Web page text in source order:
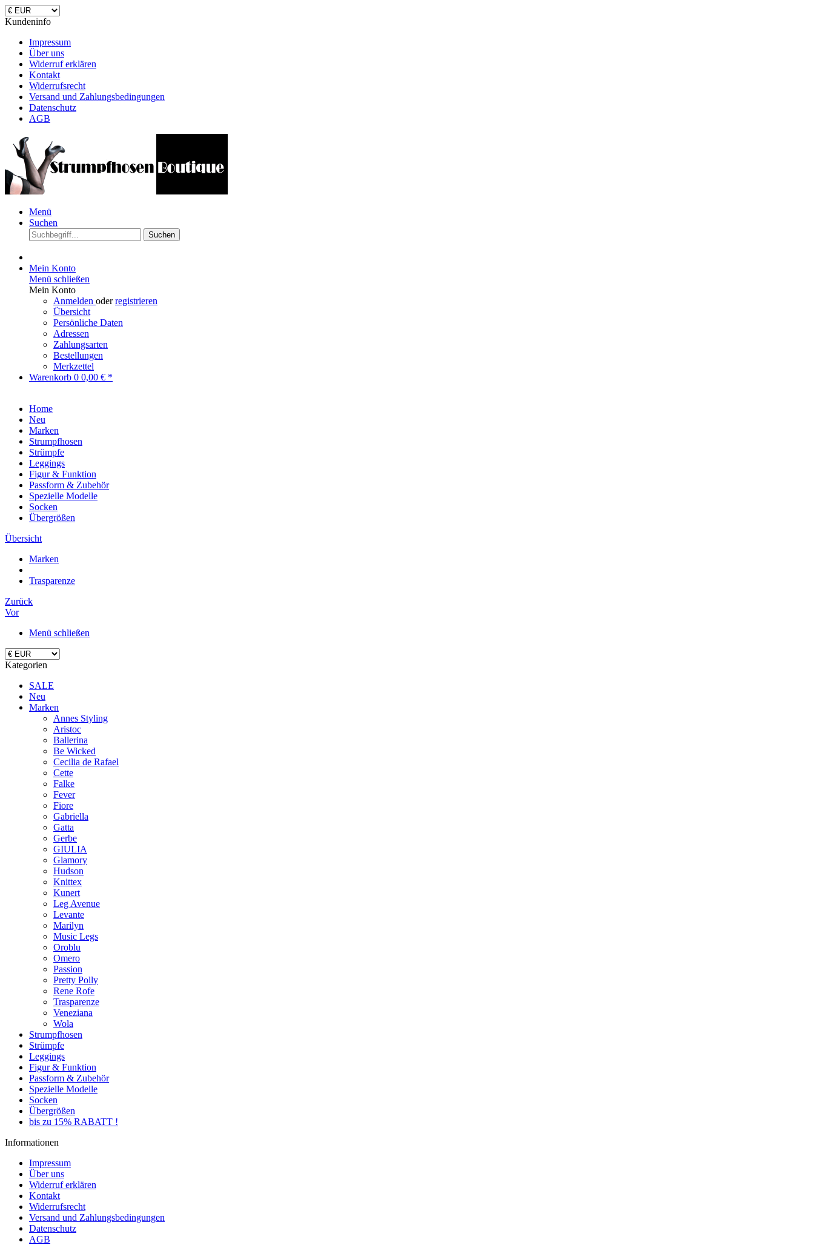
Kundeninfo
Impressum
Über uns
Widerruf erklären
Kontakt
Widerrufsrecht
Versand und Zahlungsbedingungen
Datenschutz
AGB
Menü
Suchen
Suchen
Mein Konto
Menü schließen
Mein Konto
Anmelden oderregistrieren
Übersicht
Persönliche Daten
Adressen
Zahlungsarten
Bestellungen
Merkzettel
Warenkorb 0 0,00 € *
Home
Neu
Marken
Strumpfhosen
Strümpfe
Leggings
Figur & Funktion
Passform & Zubehör
Spezielle Modelle
Socken
Übergrößen
Übersicht
Marken
Trasparenze
Zurück
Vor
Menü schließen
Kategorien
SALE
Neu
Marken
Annes Styling
Aristoc
Ballerina
Be Wicked
Cecilia de Rafael
Cette
Falke
Fever
Fiore
Gabriella
Gatta
Gerbe
GIULIA
Glamory
Hudson
Knittex
Kunert
Leg Avenue
Levante
Marilyn
Music Legs
Oroblu
Omero
Passion
Pretty Polly
Rene Rofe
Trasparenze
Veneziana
Wola
Strumpfhosen
Strümpfe
Leggings
Figur & Funktion
Passform & Zubehör
Spezielle Modelle
Socken
Übergrößen
bis zu 15% RABATT !
Informationen
Impressum
Über uns
Widerruf erklären
Kontakt
Widerrufsrecht
Versand und Zahlungsbedingungen
Datenschutz
AGB